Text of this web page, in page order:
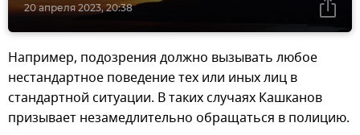
20 апреля 2023, 20:38
Например, подозрения должно вызывать любое
нестандартное поведение тех или иных лиц в
стандартной ситуации. В таких случаях Кашканов
призывает незамедлительно обращаться в полицию.